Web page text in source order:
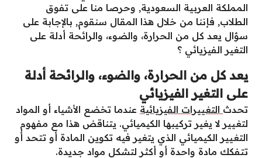
المملكة العربية السعودية, وحرصا منا على تفوق
الطلاب, فإننا من خلال هذا المقال سنقوم, بالإجابة على
سؤال يعد كل من الحرارة، والضوء، والرائحة أدلة على
التغير الفيزيائي ؟
يعد كل من الحرارة، والضوء، والرائحة أدلة
على التغير الفيزيائي
تحدث التغييرات الفيزيائية عندما تخضع الأشياء أو المواد
لتغيير لا يغير تركيبها الكيميائي. يتناقض هذا مع مفهوم
التغيير الكيميائي الذي يتغير فيه تكوين المادة أو تتحد أو
تتفكك مادة واحدة أو أكثر لتشكل مواد جديدة.